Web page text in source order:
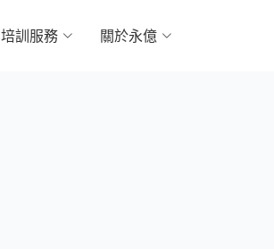
培訓服務 關於永億